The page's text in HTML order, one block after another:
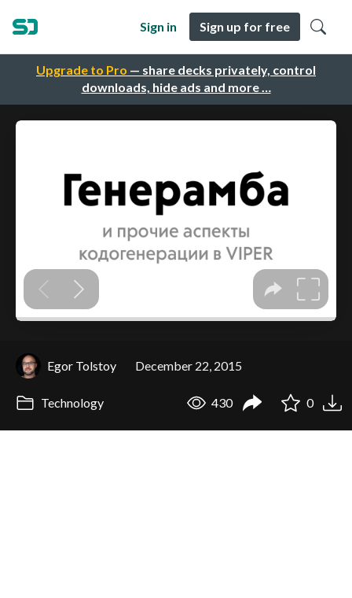
Upgrade to Pro — share decks privately, control
downloads, hide ads and more …
Sign in Sign up for free
Egor Tolstoy December 22, 2015
Technology 430 0